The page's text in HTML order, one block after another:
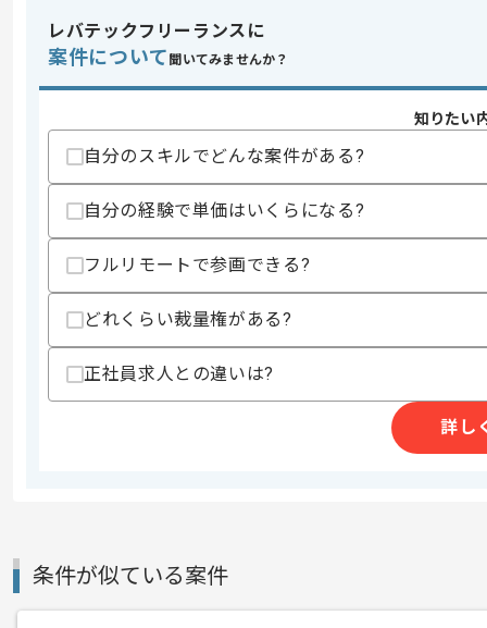
求めるスキル
上記に似た経験やスキルをお持ちであれば
その他募集要項
商談回数
1回
募集人数
作業開始日
構築や運用サービスを展開している企業
お取引先は大企業から中小企業まで様々
PMの経験を活かしたい方におすすめで
レバテックフリーランスに
案件について 聞いてみませんか？
知りたい
自分のスキルでどんな案件がある?
自分の経験で単価はいくらになる?
フルリモートで参画できる?
どれくらい裁量権がある?
正社員求人との違いは?
詳し
条件が似ている案件